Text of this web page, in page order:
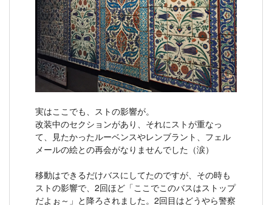
実はここでも、ストの影響が。
改装中のセクションがあり、それにストが重なっ
て、見たかったルーベンスやレンブラント、フェル
メールの絵との再会がなりませんでした（涙）
移動はできるだけバスにしてたのですが、その時も
ストの影響で、2回ほど「ここでこのバスはストップ
だよぉ～」と降ろされました。2回目はどうやら警察